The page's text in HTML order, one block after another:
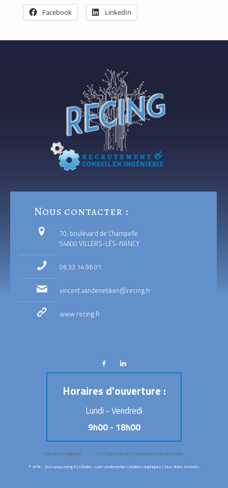
Facebook LinkedIn
Nous contacter :
70, boulevard de Champelle
54600 VILLERS-LÈS-NANCY
06 33 14 96 01
vincent.vandenelsken@recing.fr
www.recing.fr
Horaires d'ouverture :
Lundi - Vendredi
9h00 - 18h00
Mentions légales Confidentialité et protection des données
© 2018 - 2024www.recing.fr| Création :Lucie Vandenelsken Créations Graphiques | Tous droits réservés